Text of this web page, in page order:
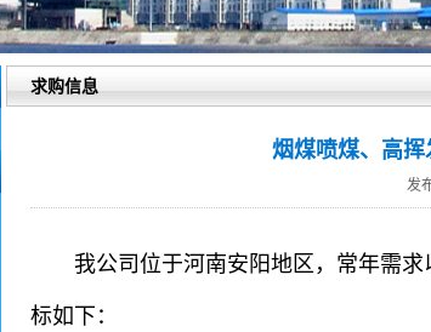
求购信息
烟煤喷煤、高
发
我公司位于河南安阳地区，常年需求
标如下：